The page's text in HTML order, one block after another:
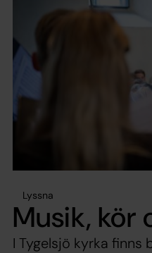
Lyssna
Musik, kör
I Tygelsjö kyrka finns